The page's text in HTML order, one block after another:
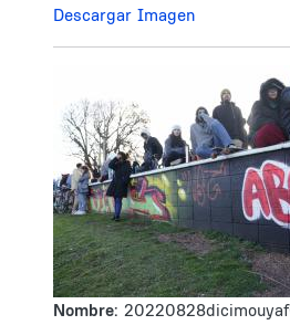
Descargar Imagen
Nombre: